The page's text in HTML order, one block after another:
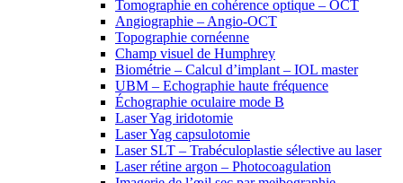
Tomographie en cohérence optique – OCT
Angiographie – Angio-OCT
Topographie cornéenne
Champ visuel de Humphrey
Biométrie – Calcul d’implant – IOL master
UBM – Echographie haute fréquence
Échographie oculaire mode B
Laser Yag iridotomie
Laser Yag capsulotomie
Laser SLT – Trabéculoplastie sélective au laser
Laser rétine argon – Photocoagulation